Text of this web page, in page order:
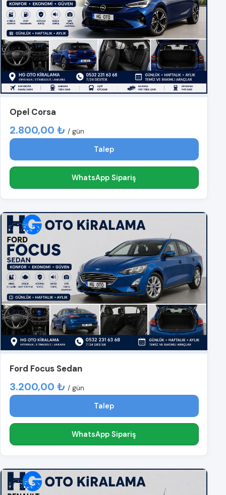
Opel Corsa
2.800,00 ₺ / gün
Talep
WhatsApp Sipariş
Ford Focus Sedan
3.200,00 ₺ / gün
Talep
WhatsApp Sipariş